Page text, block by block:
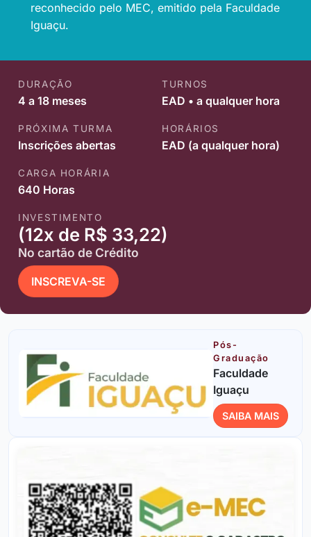
reconhecido pelo MEC, emitido pela Faculdade
Iguaçu.
DURAÇÃO
4 a 18 meses
TURNOS
EAD • a qualquer hora
PRÓXIMA TURMA
Inscrições abertas
HORÁRIOS
EAD (a qualquer hora)
CARGA HORÁRIA
640 Horas
INVESTIMENTO
(12x de R$ 33,22)
No cartão de Crédito
INSCREVA-SE
Pós-
Graduação
Faculdade
Iguaçu
SAIBA MAIS